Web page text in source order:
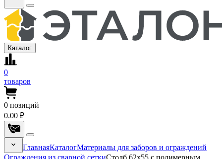
Каталог
0
товаров
0 позиций
0.00 ₽
ГлавнаяКаталогМатериалы для заборов и ограждений
Ограждения из сварной сеткиСтолб 62х55 с полимерным